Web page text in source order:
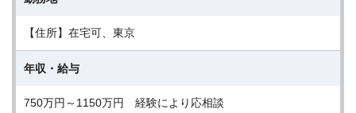
【住所】在宅可、東京
年収・給与
750万円～1150万円 経験により応相談